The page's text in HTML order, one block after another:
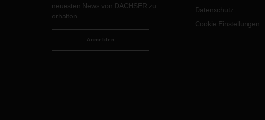
neuesten News von DACHSER zu
erhalten.
Anmelden
Datenschutz
Cookie Einstellungen